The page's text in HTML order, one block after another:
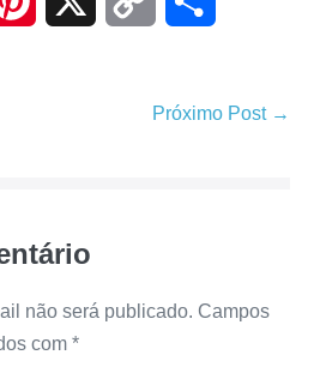
i
Próximo Post →
não será publicado. Campos
com *